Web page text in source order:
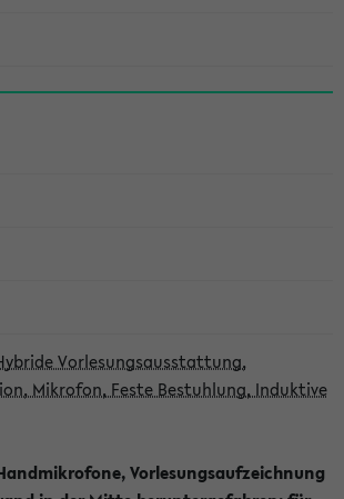
Vorlesungsausstattung,
Mikrofon, Feste Bestuhlung, Induktive
Vorlesungsaufzeichnung